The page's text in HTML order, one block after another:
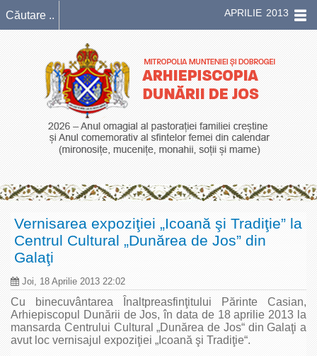
APRILIE 2013
Vernisarea expoziţiei „Icoană şi Tradiţie” la
Centrul Cultural „Dunărea de Jos” din
Galaţi
Joi, 18 Aprilie 2013 22:02
Cu binecuvântarea Înaltpreasfinţitului Părinte Casian,
Arhiepiscopul Dunării de Jos, în data de 18 aprilie 2013 la
mansarda Centrului Cultural „Dunărea de Jos“ din Galaţi a
avut loc vernisajul expoziţiei „Icoană şi Tradiţie“.